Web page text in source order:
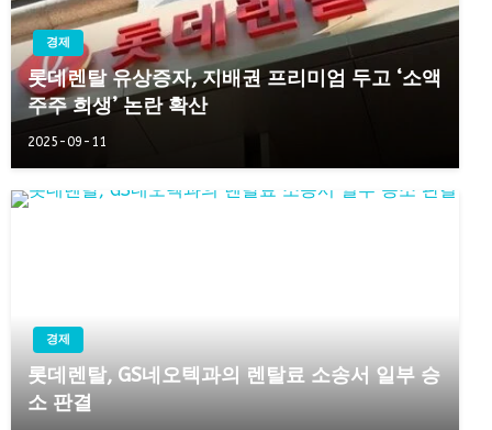
경제
롯데렌탈 유상증자, 지배권 프리미엄 두고 ‘소액
주주 희생’ 논란 확산
2025-09-11
경제
롯데렌탈, GS네오텍과의 렌탈료 소송서 일부 승
소 판결